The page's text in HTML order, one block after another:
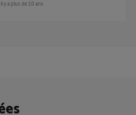
il y a plus de 10 ans